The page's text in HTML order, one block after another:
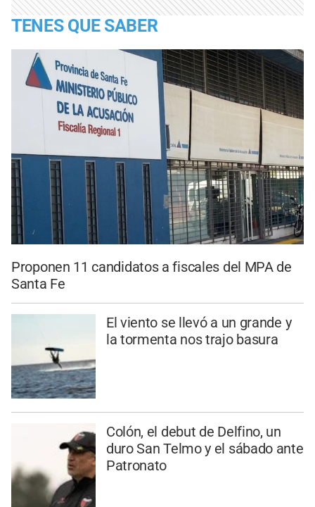
TENES QUE SABER
Proponen 11 candidatos a fiscales del MPA de
Santa Fe
El viento se llevó a un grande y
la tormenta nos trajo basura
Colón, el debut de Delfino, un
duro San Telmo y el sábado ante
Patronato